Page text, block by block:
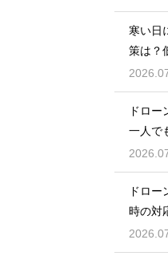
寒い日
策は？
注意点
ドロー
一人で
方
ドロ
時の対
策を解